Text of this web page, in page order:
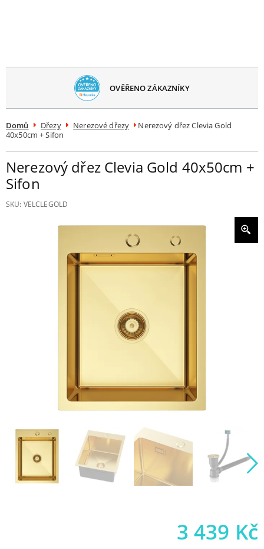
OVĚŘENO ZÁKAZNÍKY
Domů Dřezy Nerezové dřezy
Nerezový dřez Clevia Gold
40x50cm + Sifon
Nerezový dřez Clevia Gold 40x50cm +
Sifon
SKU: VELCLEGOLD
3 439 Kč